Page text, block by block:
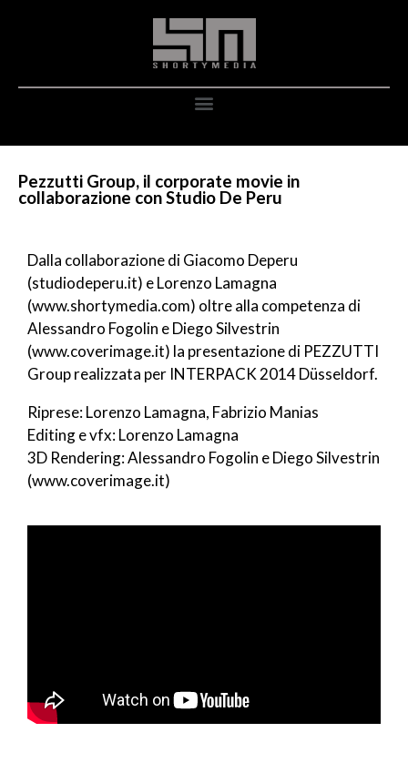
Pezzutti Group, il corporate movie in
collaborazione con Studio De Peru
Dalla collaborazione di Giacomo Deperu
(studiodeperu.it) e Lorenzo Lamagna
(www.shortymedia.com) oltre alla competenza di
Alessandro Fogolin e Diego Silvestrin
(www.coverimage.it) la presentazione di PEZZUTTI
Group realizzata per INTERPACK 2014 Düsseldorf.
Riprese: Lorenzo Lamagna, Fabrizio Manias
Editing e vfx: Lorenzo Lamagna
3D Rendering: Alessandro Fogolin e Diego Silvestrin
(www.coverimage.it)